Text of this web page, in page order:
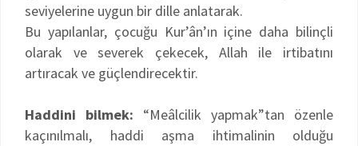
seviyelerine uygun bir dille anlatarak.
Bu yapılanlar, çocuğu Kur’ân’ın içine daha bilinçli
olarak ve severek çekecek, Allah ile irtibatını
artıracak ve güçlendirecektir.
Haddini bilmek: “Meâlcilik yapmak”tan özenle
kaçınılmalı, haddi aşma ihtimalinin olduğu